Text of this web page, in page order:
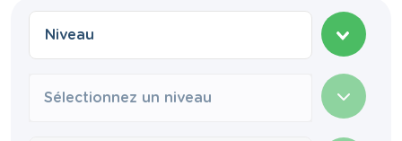
Sélectionnez un niveau